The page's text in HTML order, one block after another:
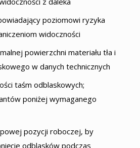
poziomowi ryzyka
widoczności
powierzchni materiału tła i
w danych technicznych
taśm odblaskowych;
poniżej wymaganego
pozycji roboczej, by
odblasków podczas